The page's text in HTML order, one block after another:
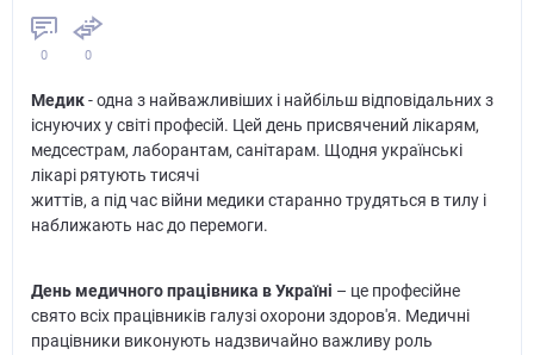
0 0
Медик- одна з найважливіших і найбільш відповідальних з
існуючих у світі професій. Цей день присвячений лікарям,
медсестрам, лаборантам, санітарам. Щодня українські
лікарі рятують тисячі
життів, а під час війни медики старанно трудяться в тилу і
наближають нас до перемоги.
День медичного працівника в Україні – це професійне
свято всіх працівників галузі охорони здоров'я. Медичні
працівники виконують надзвичайно важливу роль